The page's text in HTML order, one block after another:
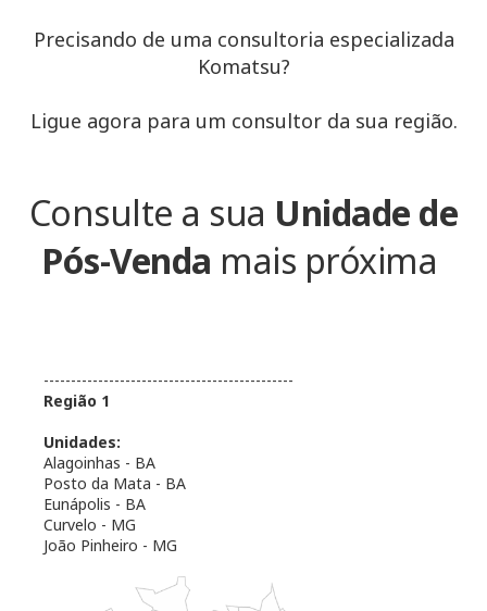
Precisando de uma consultoria especializada
Komatsu?
Ligue agora para um consultor da sua região.
Consulte a sua Unidade de
Pós-Venda mais próxima
----------------------------------------------
Região 1
Unidades:
Alagoinhas - BA
Posto da Mata - BA
Eunápolis - BA
Curvelo - MG
João Pinheiro - MG